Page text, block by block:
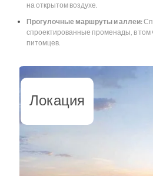
на открытом воздухе.
Прогулочные маршруты и аллеи:
спроектированные променады, в
питомцев.
Локация